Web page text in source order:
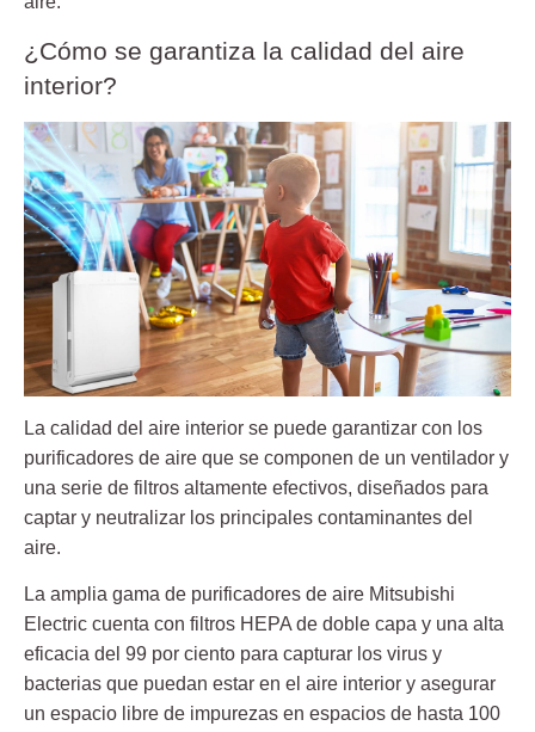
¿Cómo se garantiza la calidad del aire
interior?
La calidad del aire interior se puede garantizar con los
purificadores de aire que se componen de un ventilador y
una serie de filtros altamente efectivos, diseñados para
captar y neutralizar los principales contaminantes del
aire.
La amplia gama de purificadores de aire Mitsubishi
Electric cuenta con filtros HEPA de doble capa y una alta
eficacia del 99 por ciento para capturar los virus y
bacterias que puedan estar en el aire interior y asegurar
un espacio libre de impurezas en espacios de hasta 100